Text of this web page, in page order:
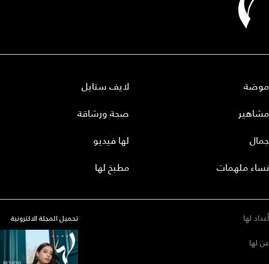
موضة
مشاهير
جمال
نساء ملهمات
لايف ستايل
صحة ورشاقة
لها فيديو
مطبخ لها
أعداد لها
عن لها
تحميل المجلة الاكترونية